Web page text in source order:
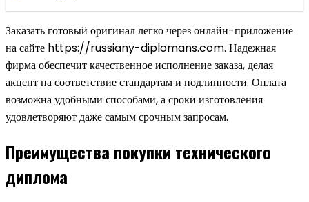
Заказать готовый оригинал легко через онлайн-приложение
на сайте https://russiany-diplomans.com. Надежная
фирма обеспечит качественное исполнение заказа, делая
акцент на соответствие стандартам и подлинности. Оплата
возможна удобными способами, а сроки изготовления
удовлетворяют даже самым срочным запросам.
Преимущества покупки технического
диплома